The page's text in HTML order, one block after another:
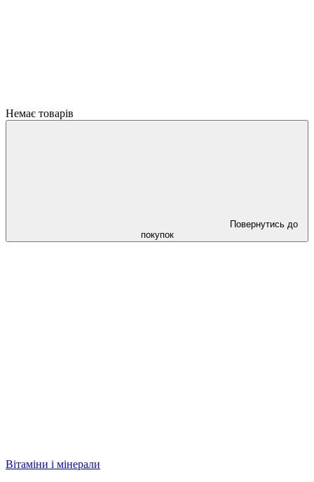
Немає товарів
Повернутись до
покупок
Вітаміни і мінерали